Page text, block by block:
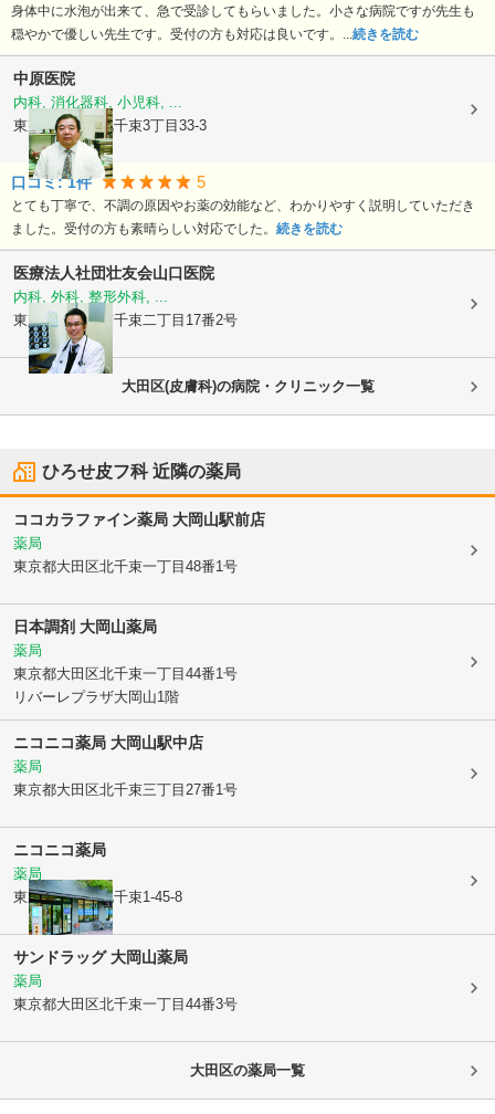
身体中に水泡が出来て、急で受診してもらいました。小さな病院ですが先生も
穏やかで優しい先生です。受付の方も対応は良いです。... 続きを読む
中原医院
内科, 消化器科, 小児科, ...
東京都大田区北千束3丁目33-3
口コミ:1件 5
とても丁寧で、不調の原因やお薬の効能など、わかりやすく説明していただき
ました。受付の方も素晴らしい対応でした。 続きを読む
医療法人社団壮友会山口医院
内科, 外科, 整形外科, ...
東京都大田区南千束二丁目17番2号
大田区(皮膚科)の病院・クリニック一覧
ひろせ皮フ科近隣の薬局
ココカラファイン薬局 大岡山駅前店
薬局
東京都大田区北千束一丁目48番1号
日本調剤 大岡山薬局
薬局
東京都大田区北千束一丁目44番1号
リバーレプラザ大岡山1階
ニコニコ薬局 大岡山駅中店
薬局
東京都大田区北千束三丁目27番1号
ニコニコ薬局
薬局
東京都大田区北千束1-45-8
サンドラッグ 大岡山薬局
薬局
東京都大田区北千束一丁目44番3号
大田区の薬局一覧